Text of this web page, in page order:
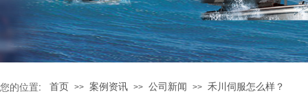
您的位置: 首页 >> 案例资讯 >> 公司新闻 >> 禾川伺服怎么样？